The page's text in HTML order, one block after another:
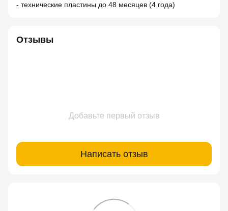
- технические пластины до 48 месяцев (4 года)
Отзывы
Добавьте первый отзыв
Написать отзыв